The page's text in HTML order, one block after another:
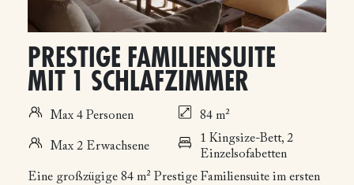
PRESTIGE FAMILIENSUITE
MIT 1 SCHLAFZIMMER
Max 4 Personen 84 m²
Max 2 Erwachsene
1 Kingsize-Bett, 2
Einzelsofabetten
Eine großzügige 84 m² Prestige Familiensuite im ersten